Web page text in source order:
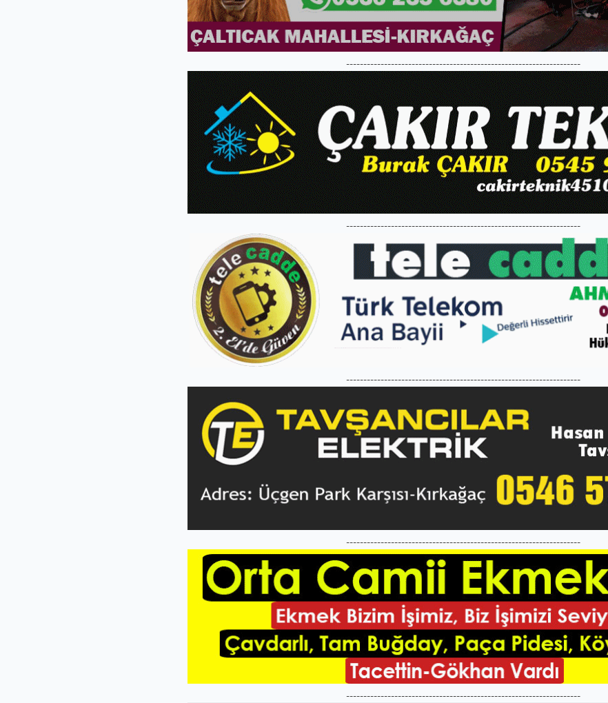
--------------------------------------------------------------------
--------------------------------------------------------------------
--------------------------------------------------------------------
--------------------------------------------------------------------
--------------------------------------------------------------------